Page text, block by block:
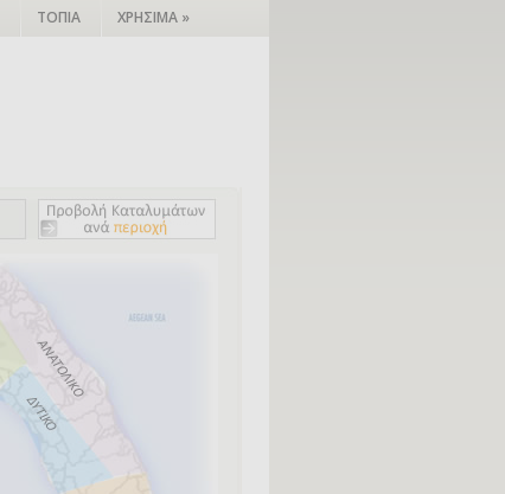
ΤΟΠΙΑ ΧΡΗΣΙΜΑ »